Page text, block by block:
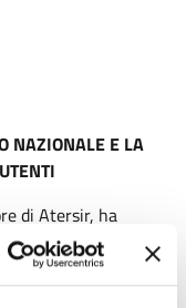
NAZIONALE E LA
di Atersir, ha
normativo, fornendo
di Parma si